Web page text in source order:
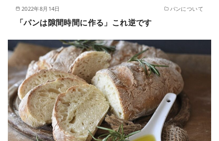
2022年8月14日 パンについて
「パンは隙間時間に作る」これ逆です